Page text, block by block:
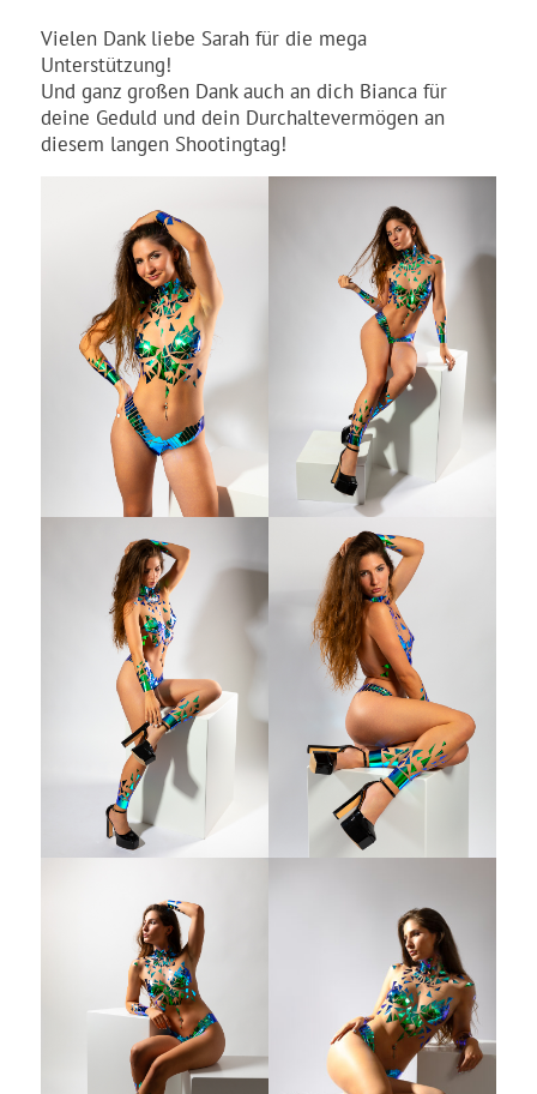
Vielen Dank liebe Sarah für die mega
Unterstützung!
Und ganz großen Dank auch an dich Bianca für
deine Geduld und dein Durchaltevermögen an
diesem langen Shootingtag!